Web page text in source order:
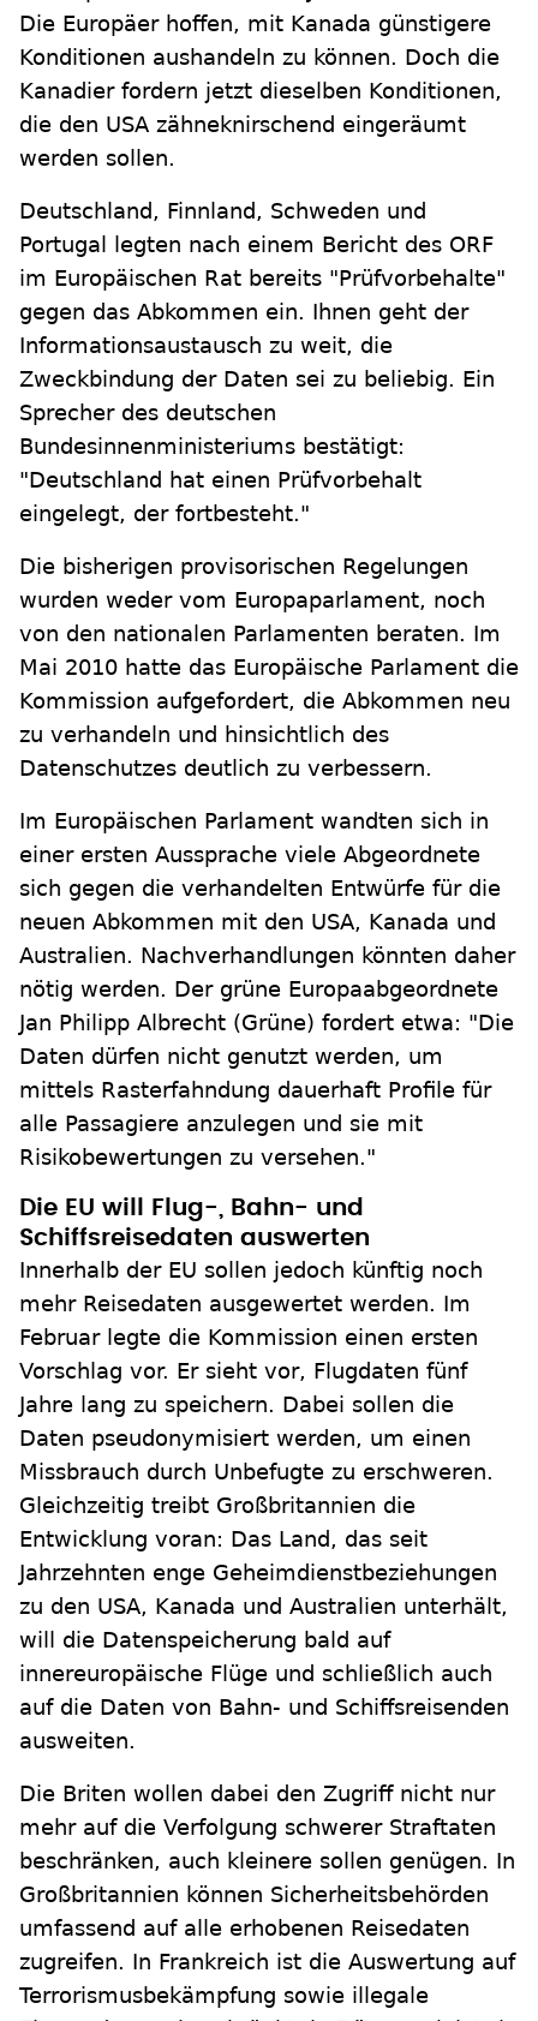
Die Europäer hoffen, mit Kanada günstigere
Konditionen aushandeln zu können. Doch die
Kanadier fordern jetzt dieselben Konditionen,
die den USA zähneknirschend eingeräumt
werden sollen.
Deutschland, Finnland, Schweden und
Portugal legten nach einem Bericht des ORF
im Europäischen Rat bereits "Prüfvorbehalte"
gegen das Abkommen ein. Ihnen geht der
Informationsaustausch zu weit, die
Zweckbindung der Daten sei zu beliebig. Ein
Sprecher des deutschen
Bundesinnenministeriums bestätigt:
"Deutschland hat einen Prüfvorbehalt
eingelegt, der fortbesteht."
Die bisherigen provisorischen Regelungen
wurden weder vom Europaparlament, noch
von den nationalen Parlamenten beraten. Im
Mai 2010 hatte das Europäische Parlament die
Kommission aufgefordert, die Abkommen neu
zu verhandeln und hinsichtlich des
Datenschutzes deutlich zu verbessern.
Im Europäischen Parlament wandten sich in
einer ersten Aussprache viele Abgeordnete
sich gegen die verhandelten Entwürfe für die
neuen Abkommen mit den USA, Kanada und
Australien. Nachverhandlungen könnten daher
nötig werden. Der grüne Europaabgeordnete
Jan Philipp Albrecht (Grüne) fordert etwa: "Die
Daten dürfen nicht genutzt werden, um
mittels Rasterfahndung dauerhaft Profile für
alle Passagiere anzulegen und sie mit
Risikobewertungen zu versehen."
Die EU will Flug-, Bahn- und
Schiffsreisedaten auswerten
Innerhalb der EU sollen jedoch künftig noch
mehr Reisedaten ausgewertet werden. Im
Februar legte die Kommission einen ersten
Vorschlag vor. Er sieht vor, Flugdaten fünf
Jahre lang zu speichern. Dabei sollen die
Daten pseudonymisiert werden, um einen
Missbrauch durch Unbefugte zu erschweren.
Gleichzeitig treibt Großbritannien die
Entwicklung voran: Das Land, das seit
Jahrzehnten enge Geheimdienstbeziehungen
zu den USA, Kanada und Australien unterhält,
will die Datenspeicherung bald auf
innereuropäische Flüge und schließlich auch
auf die Daten von Bahn- und Schiffsreisenden
ausweiten.
Die Briten wollen dabei den Zugriff nicht nur
mehr auf die Verfolgung schwerer Straftaten
beschränken, auch kleinere sollen genügen. In
Großbritannien können Sicherheitsbehörden
umfassend auf alle erhobenen Reisedaten
zugreifen. In Frankreich ist die Auswertung auf
Terrorismusbekämpfung sowie illegale